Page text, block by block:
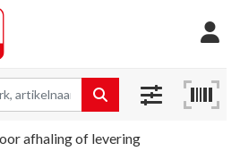
afhaling of levering